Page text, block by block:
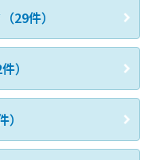
29件）
）